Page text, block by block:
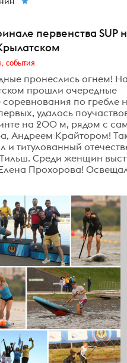
первенства SUP
события
пронеслись огнем!
прошли очередные
по гребле
удалось
на 200 м, рядом с
Андреем Крайтором!
и титулованный
Среди женщин
Прохорова!